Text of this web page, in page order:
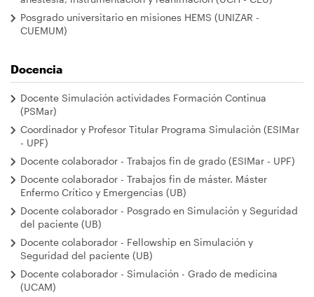
Posgrado universitario en misiones HEMS (UNIZAR -
CUEMUM)
Docencia
Docente Simulación actividades Formación Continua
(PSMar)
Coordinador y Profesor Titular Programa Simulación (ESIMar
- UPF)
Docente colaborador - Trabajos fin de grado (ESIMar - UPF)
Docente colaborador - Trabajos fin de máster. Máster
Enfermo Crítico y Emergencias (UB)
Docente colaborador - Posgrado en Simulación y Seguridad
del paciente (UB)
Docente colaborador - Fellowship en Simulación y
Seguridad del paciente (UB)
Docente colaborador - Simulación - Grado de medicina
(UCAM)